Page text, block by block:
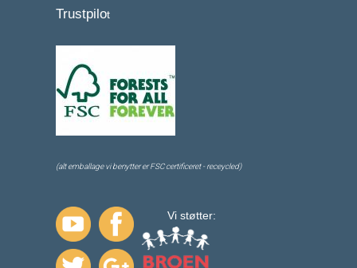
Trustpilot
(alt emballage vi benytter er FSC certificeret - receycled)
Vi støtter: